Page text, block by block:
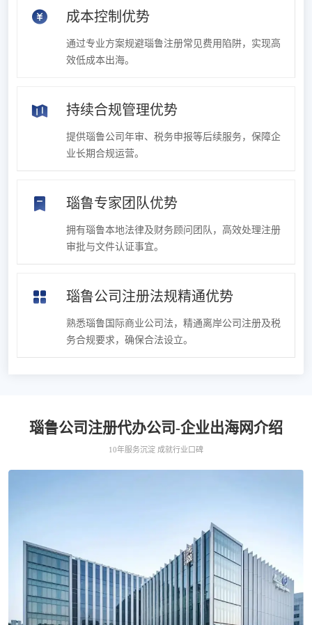
成本控制优势
通过专业方案规避瑙鲁注册常见费用陷阱，实现高
效低成本出海。
持续合规管理优势
提供瑙鲁公司年审、税务申报等后续服务，保障企
业长期合规运营。
瑙鲁专家团队优势
拥有瑙鲁本地法律及财务顾问团队，高效处理注册
审批与文件认证事宜。
瑙鲁公司注册法规精通优势
熟悉瑙鲁国际商业公司法，精通离岸公司注册及税
务合规要求，确保合法设立。
瑙鲁公司注册代办公司-企业出海网介绍
10年服务沉淀 成就行业口碑